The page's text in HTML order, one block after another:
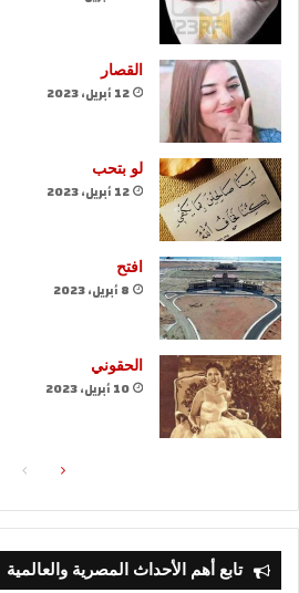
القصار
12 أبريل، 2023
لو بتحب
12 أبريل، 2023
افتح
8 أبريل، 2023
الحقوني
10 أبريل، 2023
الصفحة
تابع أهم الأحداث المصرية والعالمية